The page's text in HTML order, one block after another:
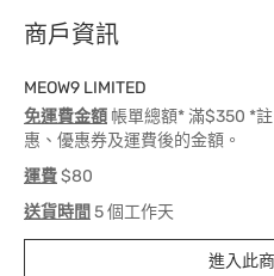
商戶資訊
MEOW9 LIMITED
免運費金額 帳單總額* 滿$350 *
惠、優惠券及運費後的金額。
運費$80
送貨時間 5 個工作天
進入此